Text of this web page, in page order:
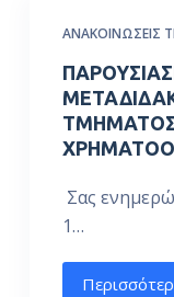
ΑΝΑΚΟΙΝΏΣΕΙΣ
ΤΜΗΜΑΤΟΣ
Σας
1…